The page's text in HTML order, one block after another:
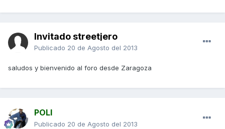
Invitado streetjero
Publicado 20 de Agosto del 2013
saludos y bienvenido al foro desde Zaragoza
POLI
Publicado 20 de Agosto del 2013